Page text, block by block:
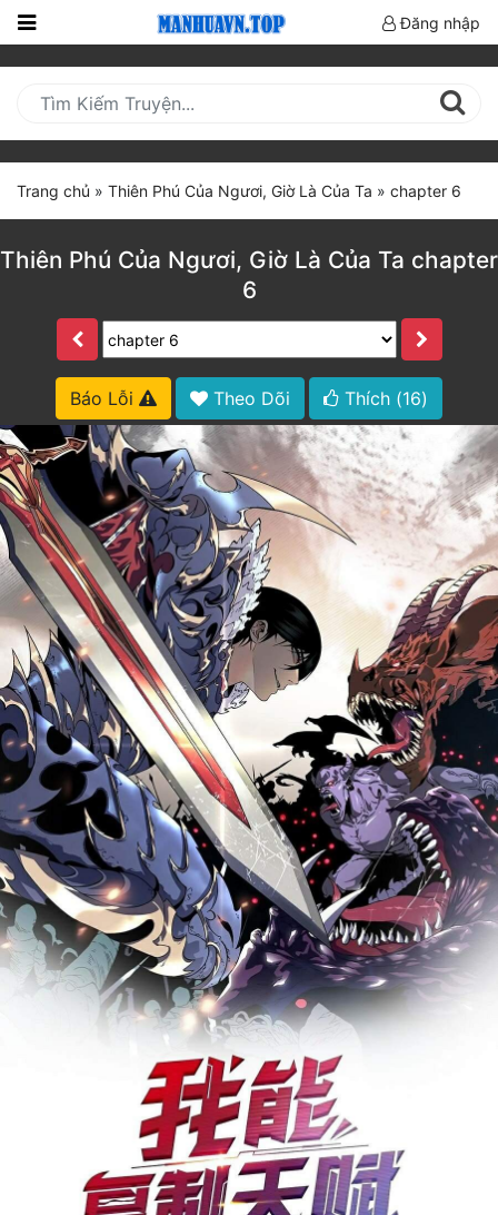
Nhật
(current)
Truyện HOT
Truyện Mới Ra
Hoàn Thành
Cổ Đại
Hiện đại
Huyền Huyễn
Hài Hước
Hàn Quốc
Hậu Cung
Hệ Thống
Kinh Dị
Lịch Sử
Mạt Thế
Ngôn Tình
Thanh xuân - Vườn trường
Đăng nhập
Trang chủ » Thiên Phú Của Ngươi, Giờ Là Của Ta » chapter 6
Thiên Phú Của Ngươi, Giờ Là Của Ta chapter
6
Báo Lỗi Theo Dõi Thích (16)